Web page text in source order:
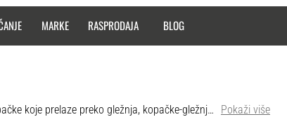
MARKE RASPRODAJA BLOG
U početku su se činile kao samo još jedan modni hir. Međutim, praktično iskustvo najboljih svjetskih nogometaša ubrzo je dokazalo suprotno. Kopačke koje prelaze preko gležnja, kopačke-gležnjače, kopačke s čarapom, ili kako god ih već zvali, u sebi kombiniraju jedinstvene značajke i visoku funkcionalnost. Zahvaljujući modernim tehnologijama, imaju bolju bočnu fiksaciju, a da pritom ne gube niti jedan od svojih glavnih atributa: fleksibilnost, dinamiku, čvrstoću. Zone velike prozračnosti, fleksibilnosti i podrške integrirane su u pleteni gornji dio, koji svojim izgledom i karakteristikama podsjeća na paukovu mrežu. Jednodijelna konstrukcija bez jezika praktički eliminira šavove i značajno poboljšava osjećaj za upravljanje loptom. Doista funkcionira. Dokaz za to je svako kolo Lige prvaka. Pokaži više